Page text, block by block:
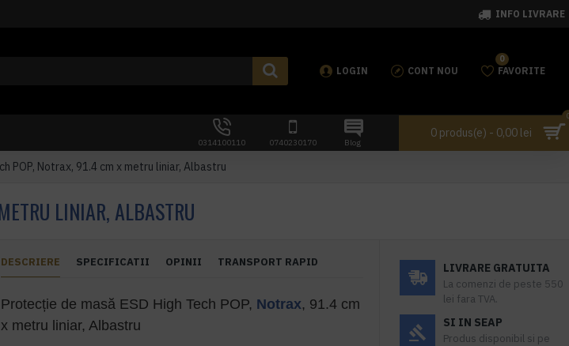
INFO LIVRARE
LOGIN CONT NOU FAVORITE
0
0314100110 0740230170 Blog
0 produs(e) - 0,00 lei
POP, Notrax, 91.4 cm x metru liniar, Albastru
LINIAR, ALBASTRU
DESCRIERE SPECIFICATII OPINII TRANSPORT RAPID
Protecție de masă ESD High Tech POP, Notrax, 91.4 cm
x metru liniar, Albastru
LIVRARE GRATUITA
La comenzi de peste 550
lei fara TVA.
SI IN SEAP
Produs disponibil si pe